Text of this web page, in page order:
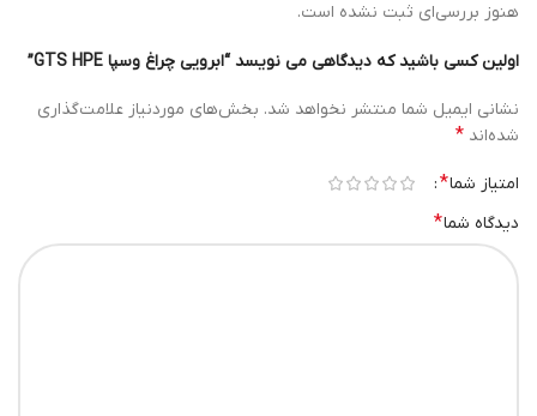
هنوز بررسی‌ای ثبت نشده است.
اولین کسی باشید که دیدگاهی می نویسد “ابرویی چراغ وسپا GTS HPE”
نشانی ایمیل شما منتشر نخواهد شد. بخش‌های موردنیاز علامت‌گذاری
شده‌اند *
امتیاز شما*
دیدگاه شما*